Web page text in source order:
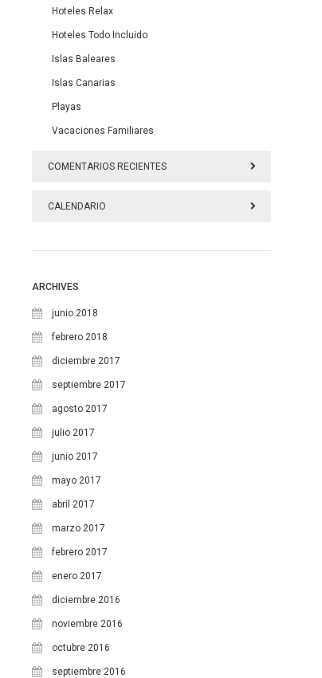
Hoteles Relax
Hoteles Todo Incluido
Islas Baleares
Islas Canarias
Playas
Vacaciones Familiares
COMENTARIOS RECIENTES
CALENDARIO
agosto 2026
3 4 5
10
17 18 19
24 25
31
ARCHIVES
junio 2018
febrero 2018
diciembre 2017
septiembre 2017
agosto 2017
julio 2017
junio 2017
mayo 2017
abril 2017
marzo 2017
febrero 2017
enero 2017
diciembre 2016
noviembre 2016
octubre 2016
septiembre 2016